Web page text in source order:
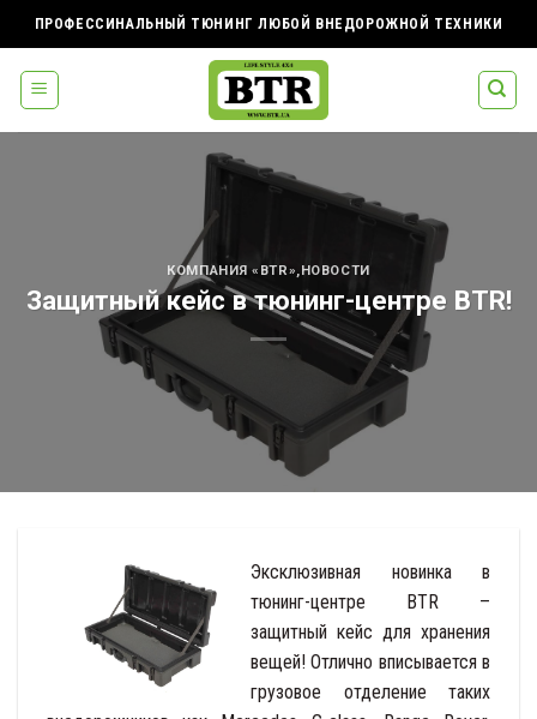
to
content
ПРОФЕССИНАЛЬНЫЙ ТЮНИНГ ЛЮБОЙ ВНЕДОРОЖНОЙ ТЕХНИКИ
КОМПАНИЯ «BTR»,НОВОСТИ
Защитный кейс в тюнинг-центре BTR!
Эксклюзивная новинка в
тюнинг-центре BTR –
защитный кейс для хранения
вещей! Отлично вписывается в
грузовое отделение таких